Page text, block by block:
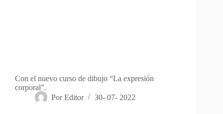
Con el nuevo curso de dibujo “La expresión
corporal”.
Por Editor 30- 07- 2022